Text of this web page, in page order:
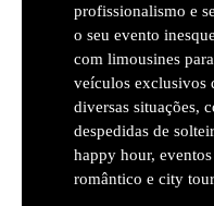
profissionalismo e
o seu evento
com limousines
veículos exclusivos
diversas situações,
despedidas de
happy hour,
romântico e city